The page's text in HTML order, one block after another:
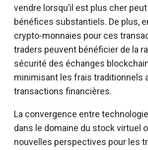
vendre lorsqu’il est plus cher
bénéfices substantiels. De plus,
crypto-monnaies pour ces
traders peuvent bénéficier de la
sécurité des échanges
minimisant les frais traditionnels
transactions financières.
La convergence entre
dans le domaine du stock virtuel
nouvelles perspectives pour les